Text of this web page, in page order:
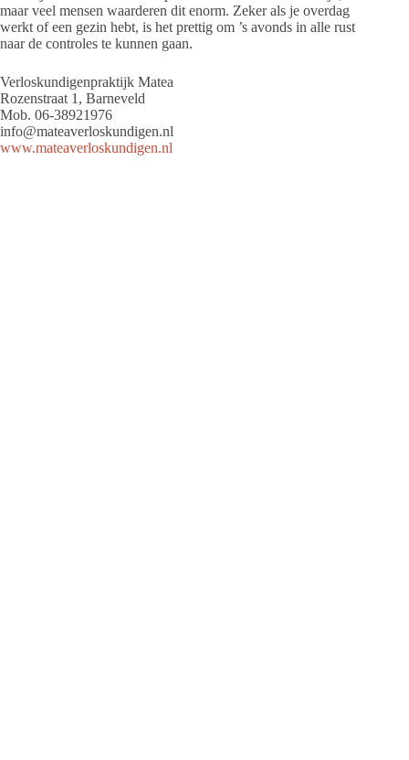
maar veel mensen waarderen dit enorm. Zeker als je overdag
werkt of een gezin hebt, is het prettig om ’s avonds in alle rust
naar de controles te kunnen gaan.
Verloskundigenpraktijk Matea
Rozenstraat 1, Barneveld
Mob. 06-38921976
info@mateaverloskundigen.nl
www.mateaverloskundigen.nl